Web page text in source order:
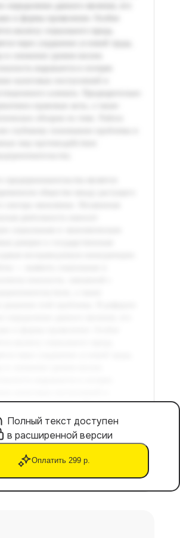
Полный текст доступен
в расширенной версии
Оплатить 299 р.